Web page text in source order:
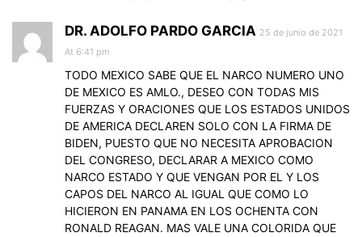
DR. ADOLFO PARDO GARCIA 25 de junio de 2021
At 6:41 pm
TODO MEXICO SABE QUE EL NARCO NUMERO UNO
DE MEXICO ES AMLO., DESEO CON TODAS MIS
FUERZAS Y ORACIONES QUE LOS ESTADOS UNIDOS
DE AMERICA DECLAREN SOLO CON LA FIRMA DE
BIDEN, PUESTO QUE NO NECESITA APROBACION
DEL CONGRESO, DECLARAR A MEXICO COMO
NARCO ESTADO Y QUE VENGAN POR EL Y LOS
CAPOS DEL NARCO AL IGUAL QUE COMO LO
HICIERON EN PANAMA EN LOS OCHENTA CON
RONALD REAGAN. MAS VALE UNA COLORIDA QUE